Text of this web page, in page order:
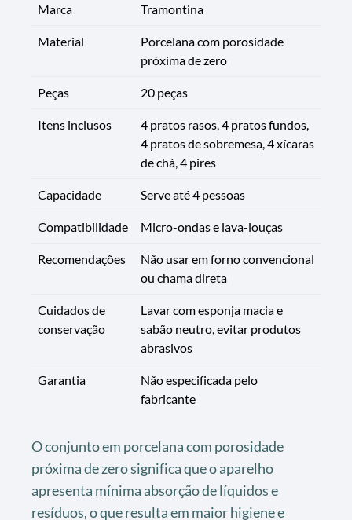
Marca Tramontina
Material
Porcelana com porosidade
próxima de zero
Peças 20 peças
Itens inclusos
4 pratos rasos, 4 pratos fundos,
4 pratos de sobremesa, 4 xícaras
de chá, 4 pires
Capacidade Serve até 4 pessoas
Compatibilidade Micro-ondas e lava-louças
Recomendações
Não usar em forno convencional
ou chama direta
Cuidados de
conservação
Lavar com esponja macia e
sabão neutro, evitar produtos
abrasivos
Garantia
Não especificada pelo
fabricante
O conjunto em porcelana com porosidade
próxima de zero significa que o aparelho
apresenta mínima absorção de líquidos e
resíduos, o que resulta em maior higiene e